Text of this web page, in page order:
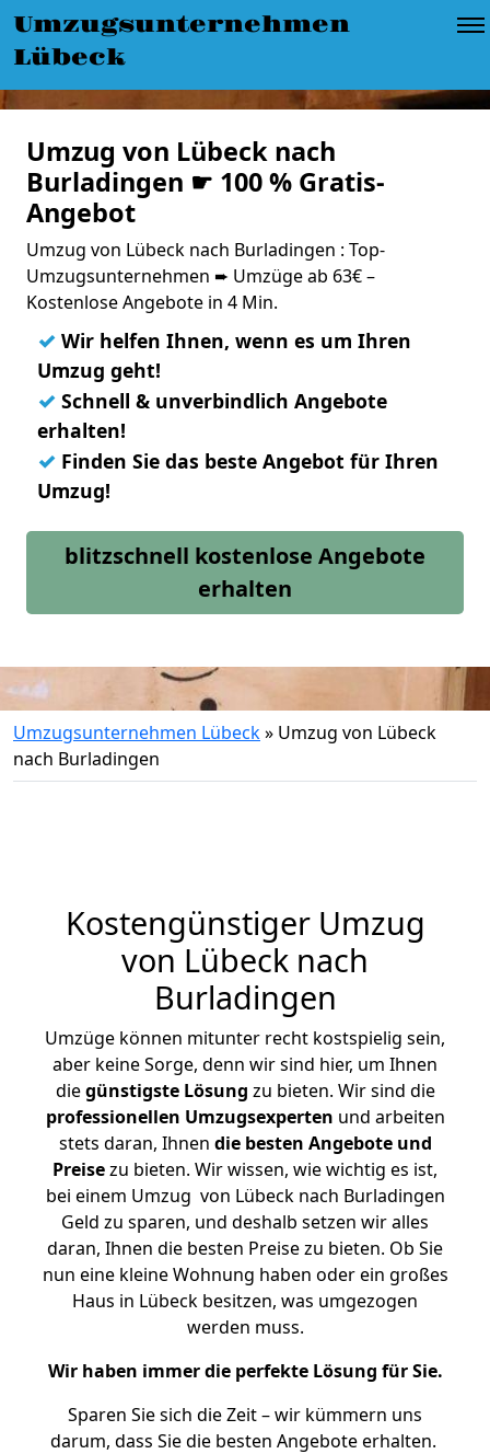
Umzugsunternehmen
Lübeck
Umzug von Lübeck nach
Burladingen ☛ 100 % Gratis-
Angebot
Umzug von Lübeck nach Burladingen : Top-
Umzugsunternehmen ➨ Umzüge ab 63€ –
Kostenlose Angebote in 4 Min.
✓ Wir helfen Ihnen, wenn es um Ihren
Umzug geht!
✓ Schnell & unverbindlich Angebote
erhalten!
✓ Finden Sie das beste Angebot für Ihren
Umzug!
blitzschnell kostenlose Angebote
erhalten
Umzugsunternehmen Lübeck» Umzug von Lübeck
nach Burladingen
Kostengünstiger Umzug
von Lübeck nach
Burladingen
Umzüge können mitunter recht kostspielig sein,
aber keine Sorge, denn wir sind hier, um Ihnen
diegünstigste Lösung zu bieten. Wir sind die
professionellen Umzugsexperten und arbeiten
stets daran, Ihnen die besten Angebote und
Preisezu bieten. Wir wissen, wie wichtig es ist,
bei einem Umzug von Lübeck nach Burladingen
Geld zu sparen, und deshalb setzen wir alles
daran, Ihnen die besten Preise zu bieten. Ob Sie
nun eine kleine Wohnung haben oder ein großes
Haus in Lübeck besitzen, was umgezogen
werden muss.
Wir haben immer die perfekte Lösung für Sie.
Sparen Sie sich die Zeit – wir kümmern uns
darum, dass Sie die besten Angebote erhalten.